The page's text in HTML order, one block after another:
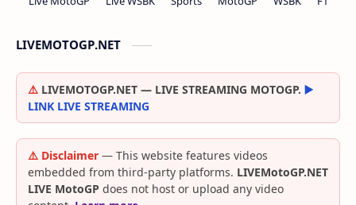
LIVEMOTOGP.NET
⚠️ LIVEMOTOGP.NET — LIVE STREAMING MOTOGP. ▶️
LINK LIVE STREAMING
⚠️ Disclaimer — This website features videos
embedded from third-party platforms. LIVEMotoGP.NET
LIVE MotoGP does not host or upload any video